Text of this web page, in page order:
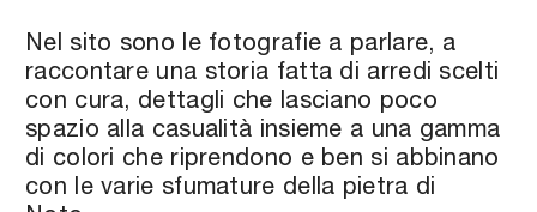
Nel sito sono le fotografie a parlare, a
raccontare una storia fatta di arredi scelti
con cura, dettagli che lasciano poco
spazio alla casualità insieme a una gamma
di colori che riprendono e ben si abbinano
con le varie sfumature della pietra di